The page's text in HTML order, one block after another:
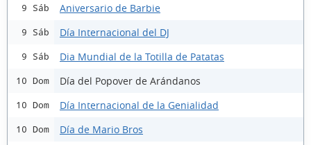
9 Sáb Aniversario de Barbie
9 Sáb Día Internacional del DJ
9 Sáb Dia Mundial de la Totilla de Patatas
10 Dom Día del Popover de Arándanos
10 Dom Día Internacional de la Genialidad
10 Dom Día de Mario Bros